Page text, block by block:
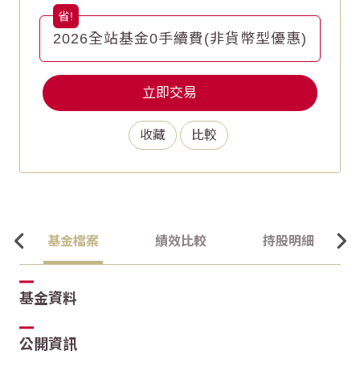
2026全站基金0手續費(非貨幣型優惠)
收藏 比較
立即交易
基金檔案 績效比較 持股明細
基金資料
公開資訊